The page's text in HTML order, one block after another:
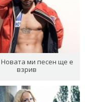
ми песен ще е
взрив